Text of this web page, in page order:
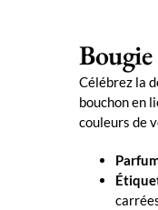
Célébrez la
bouchon en
couleurs de